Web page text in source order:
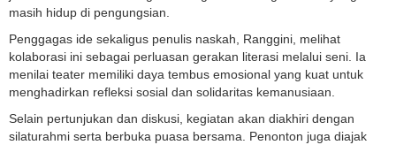
masih hidup di pengungsian.
Penggagas ide sekaligus penulis naskah, Ranggini, melihat
kolaborasi ini sebagai perluasan gerakan literasi melalui seni. Ia
menilai teater memiliki daya tembus emosional yang kuat untuk
menghadirkan refleksi sosial dan solidaritas kemanusiaan.
Selain pertunjukan dan diskusi, kegiatan akan diakhiri dengan
silaturahmi serta berbuka puasa bersama. Penonton juga diajak